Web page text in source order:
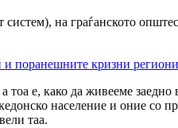
на граѓанското
и поранешните кризни региони
е, како да живееме заедно
население и оние со
таа.